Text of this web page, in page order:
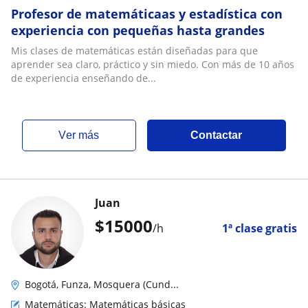
Profesor de matemáticaas y estadística con
experiencia con pequeñas hasta grandes
Mis clases de matemáticas están diseñadas para que
aprender sea claro, práctico y sin miedo. Con más de 10 años
de experiencia enseñando de...
ver más Contactar
$15000/h 1ª clase gratis
Juan
Bogotá, Funza, Mosquera (Cund...
Matemáticas: Matemáticas básicas